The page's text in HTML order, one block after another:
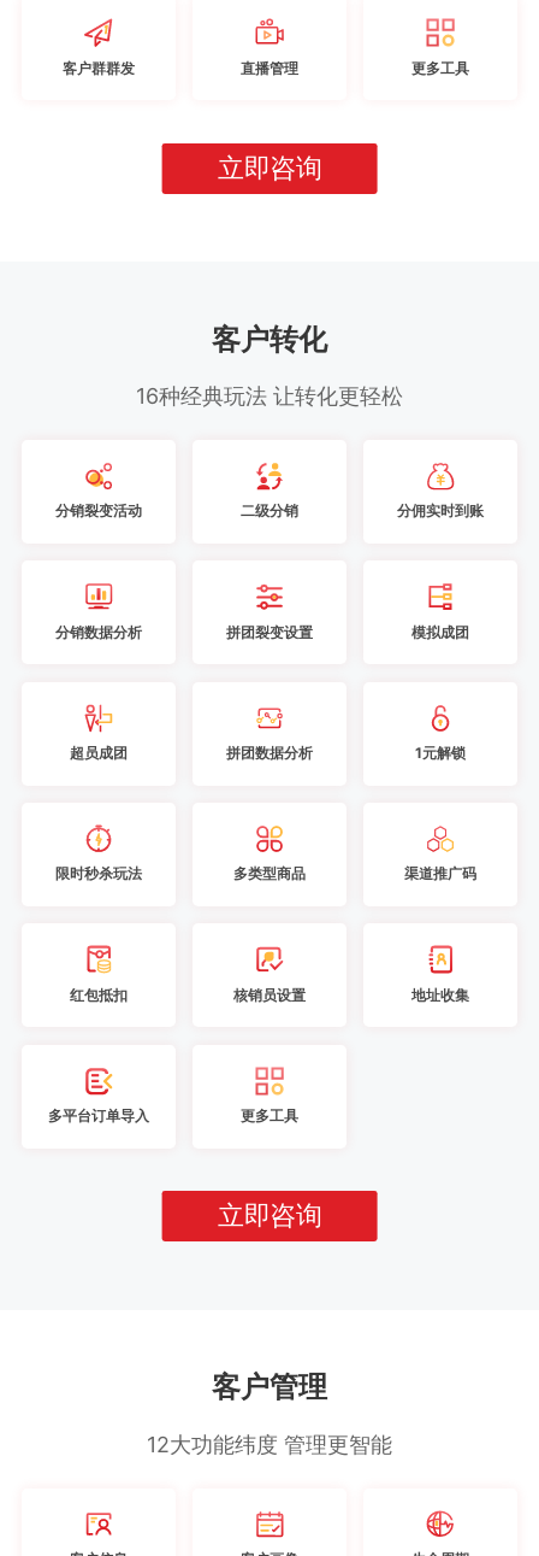
客户群群发 直播管理 更多工具
立即咨询
客户转化
16种经典玩法 让转化更轻松
分销裂变活动 二级分销 分佣实时到账
分销数据分析 拼团裂变设置 模拟成团
超员成团 拼团数据分析 1元解锁
限时秒杀玩法 多类型商品 渠道推广码
红包抵扣 核销员设置 地址收集
多平台订单导入 更多工具
立即咨询
客户管理
12大功能纬度 管理更智能